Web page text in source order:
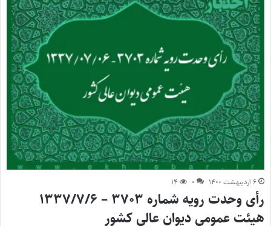
۶ اردیبهشت ۱۴۰۰ ۰ ۱۴
رأی وحدت رویه شماره ۳۷۰۳ – ۱۳۳۷/۷/۶
هیئت عمومی دیوان عالی کشور